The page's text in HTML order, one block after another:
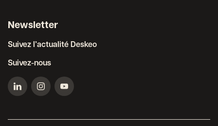
Newsletter
Suivez l’actualité Deskeo
Suivez-nous